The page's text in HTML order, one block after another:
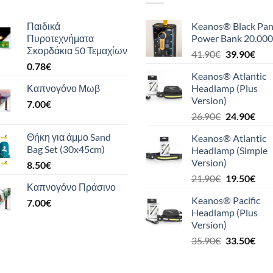
Παιδικά
Πυροτεχνήματα
Σκορδάκια 50 Τεμαχίων
0.78€
Καπνογόνο Μωβ
7.00€
Θήκη για άμμο Sand
Bag Set (30x45cm)
8.50€
Καπνογόνο Πράσινο
7.00€
Keanos® Black
Power Bank 20.000
41.90€ Original
was:
41.90€.
39.90€Η
τιμή
είναι:
Keanos® Atlantic
Headlamp (Plus
Version)
26.90€ Original
was:
26.90€.
24.90€Η
τιμή
είναι:
Keanos® Atlantic
Headlamp (Simple
Version)
21.90€ Original
was:
21.90€.
19.50€Η
τιμή
είναι:
Keanos® Pacific
Headlamp (Plus
Version)
35.90€ Original
33.50€Η